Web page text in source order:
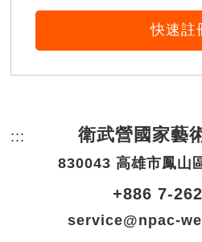
快速註
::: 頁尾網站資訊。
衛武營國家藝
830043 高雄市鳳山
+886 7-
service@npac-